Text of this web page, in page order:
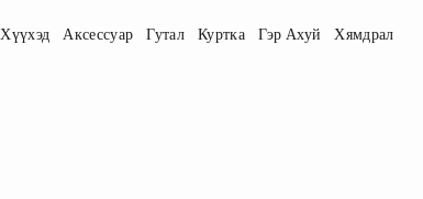
Хүүхэд Аксессуар Гутал Куртка Гэр Ахуй Хямдрал